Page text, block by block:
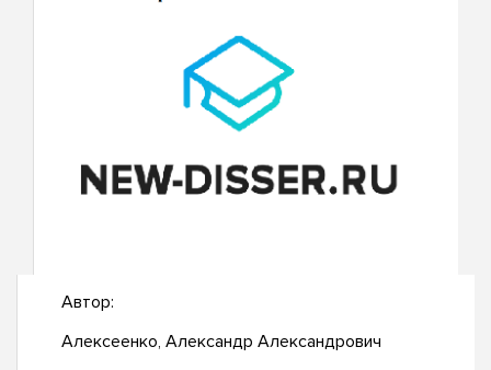
Автор:
Алексеенко, Александр Александрович